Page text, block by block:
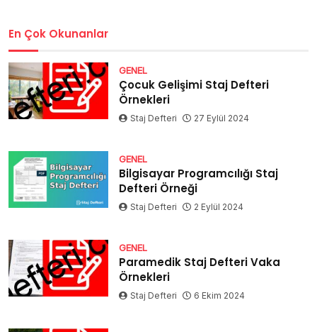
En Çok Okunanlar
GENEL
Çocuk Gelişimi Staj Defteri
Örnekleri
Staj Defteri 27 Eylül 2024
GENEL
Bilgisayar Programcılığı Staj
Defteri Örneği
Staj Defteri 2 Eylül 2024
GENEL
Paramedik Staj Defteri Vaka
Örnekleri
Staj Defteri 6 Ekim 2024